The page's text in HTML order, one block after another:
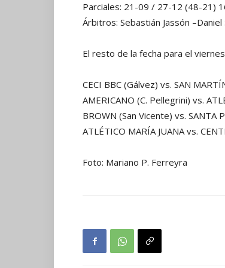
Parciales: 21-09 / 27-12 (48-21)
Árbitros: Sebastián Jassón –Daniel
El resto de la fecha para el
CECI BBC (Gálvez) vs. SAN
AMERICANO (C. Pellegrini) vs.
BROWN (San Vicente) vs. SANTA
ATLÉTICO MARÍA JUANA vs.
Foto: Mariano P. Ferreyra